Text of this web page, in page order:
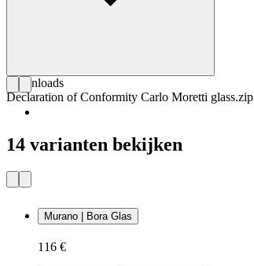
Downloads
Declaration of Conformity Carlo Moretti glass.zip
14 varianten bekijken
Murano | Bora Glas
116 €